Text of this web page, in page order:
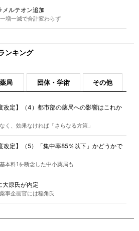
メルテオン追加
増一減で合計変わらず
ンキング
薬局 団体・学術 その他
改定】（4）都市部の薬局への影響はこれか
く、効果なければ「さらなる方策」
改定】（5）「集中率85％以下」かどうかで
本料1を断念した中小薬局も
大原氏が内定
事企画官には稲角氏